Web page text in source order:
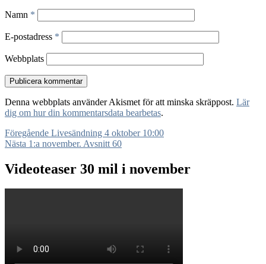
Namn *
E-postadress *
Webbplats
Denna webbplats använder Akismet för att minska skräppost. Lär
dig om hur din kommentarsdata bearbetas.
Inläggsnavigering
Föregående Föregående
inlägg:
Livesändning 4 oktober 10:00
Nästa Nästa
1:a november. Avsnitt 60
Videoteaser 30 mil i november